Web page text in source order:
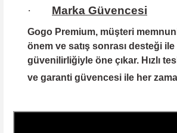
· Marka Güvencesi
Gogo Premium, müşteri
önem ve satış sonrası desteği
güvenilirliğiyle öne çıkar. Hızlı
ve garanti güvencesi ile her